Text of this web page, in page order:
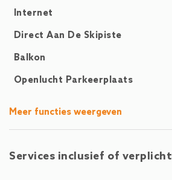
Internet
Direct Aan De Skipiste
Balkon
Openlucht Parkeerplaats
Meer functies weergeven
Services inclusief of verplicht